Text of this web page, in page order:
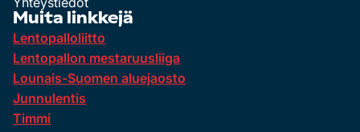
Muita linkkejä
Lentopalloliitto
Lentopallon mestaruusliiga
Lounais-Suomen aluejaosto
Junnulentis
Timmi